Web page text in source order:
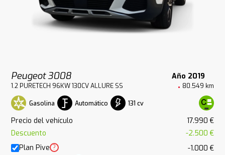
Peugeot 3008 Año 2019
1.2 PURETECH 96KW 130CV ALLURE SS 80.549 km
Gasolina Automático 131 cv
Precio del vehículo
17.990 €
Descuento
-2.500 €
Plan Pive ?
-1.000 €